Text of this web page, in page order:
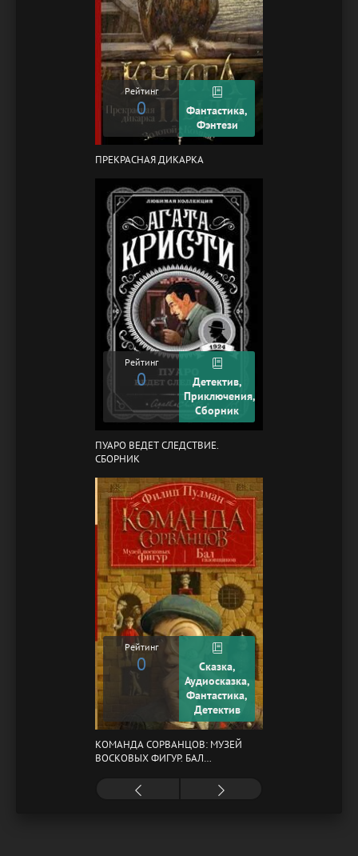
Рейтинг
0
Фантастика,
Фэнтези
ПРЕКРАСНАЯ ДИКАРКА
Рейтинг
0
Детектив,
Приключения,
Сборник
ПУАРО ВЕДЕТ СЛЕДСТВИЕ.
СБОРНИК
Рейтинг
0
Сказка,
Аудиосказка,
Фантастика,
Детектив
КОМАНДА СОРВАНЦОВ: МУЗЕЙ
ВОСКОВЫХ ФИГУР. БАЛ